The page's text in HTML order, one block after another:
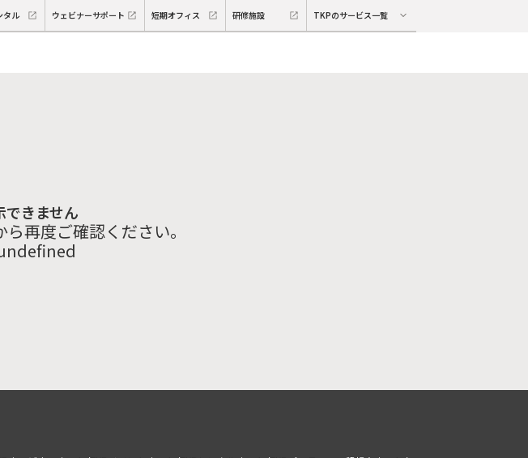
タル ウェビナーサポート 短期オフィス 研修施設 TKPのサービス一覧
できません
再度ご確認ください。